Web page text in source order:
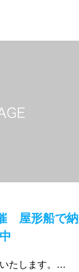
屋形船で納
たします。…